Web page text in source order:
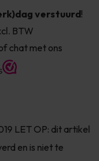
verstuurd!
BTW
chat met ons
LET OP: dit artikel
en is niet te